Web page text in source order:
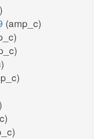
(amp_c)